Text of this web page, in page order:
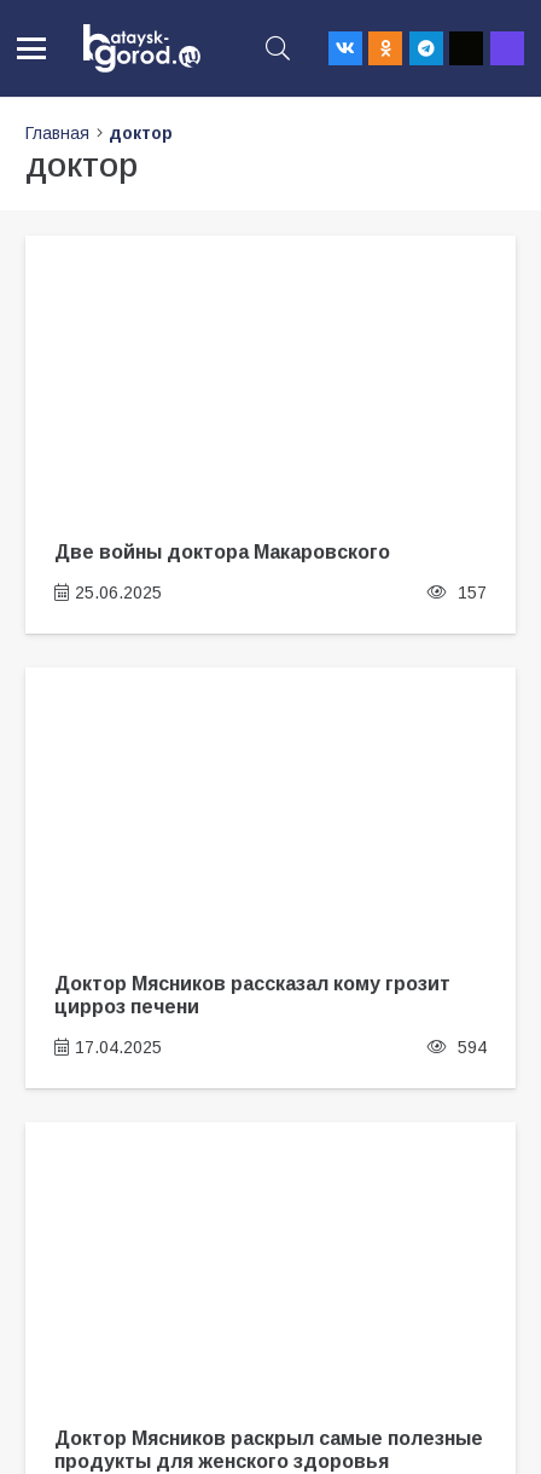
Главная доктор
доктор
Две войны доктора Макаровского
25.06.2025 157
Доктор Мясников рассказал кому грозит
цирроз печени
17.04.2025 594
Доктор Мясников раскрыл самые полезные
продукты для женского здоровья